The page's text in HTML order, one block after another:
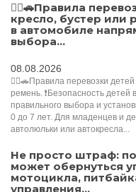
👮‍♂️🚗Правила
кресло, бустер или
в автомобиле
выбора...
08.08.2026
👮‍♂️🚗Правила перевозки
ремень. ❗️Безопасность
правильного выбора и
0 до 7 лет. Для младенцев и
автолюльки или автокресла...
Не просто штраф:
может обернуться
мотоцикла,
управления...